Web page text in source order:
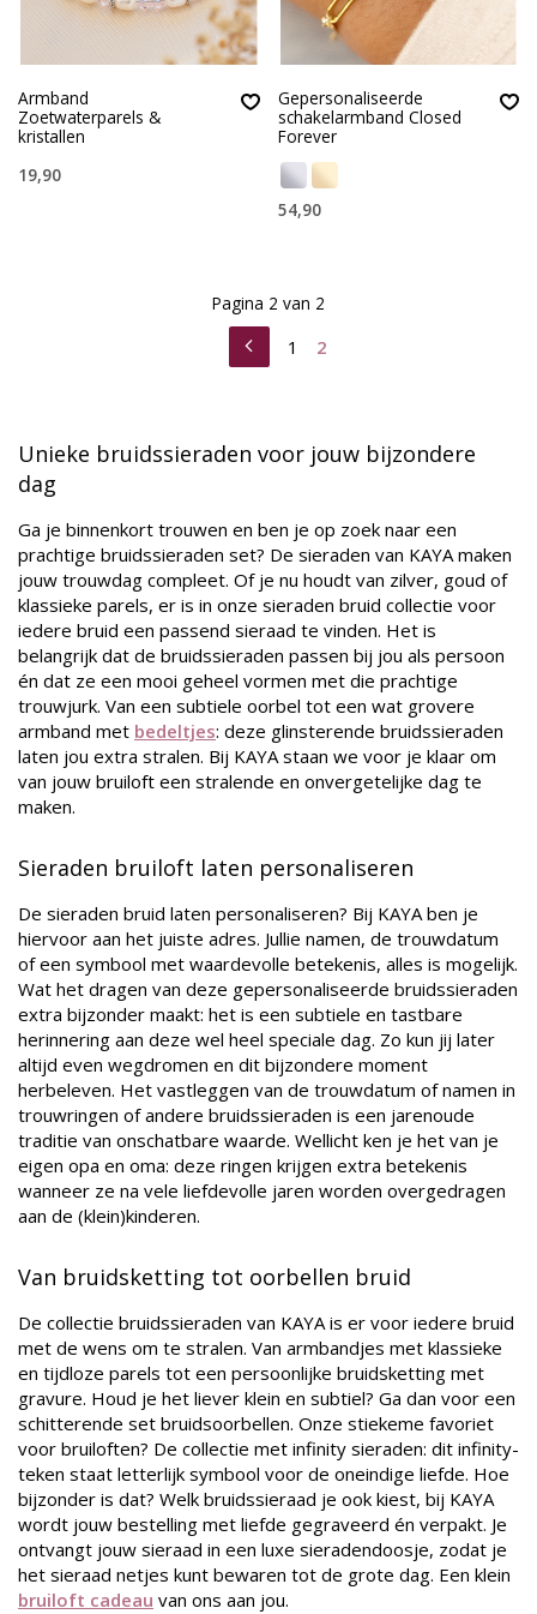
Armband
Zoetwaterparels &
kristallen
19,90
Gepersonaliseerde
schakelarmband Closed
Forever
54,90
1 2
Pagina 2 van 2
Unieke bruidssieraden voor jouw bijzondere
dag
Ga je binnenkort trouwen en ben je op zoek naar een
prachtige bruidssieraden set? De sieraden van KAYA maken
jouw trouwdag compleet. Of je nu houdt van zilver, goud of
klassieke parels, er is in onze sieraden bruid collectie voor
iedere bruid een passend sieraad te vinden. Het is
belangrijk dat de bruidssieraden passen bij jou als persoon
én dat ze een mooi geheel vormen met die prachtige
trouwjurk. Van een subtiele oorbel tot een wat grovere
armband met bedeltjes: deze glinsterende bruidssieraden
laten jou extra stralen. Bij KAYA staan we voor je klaar om
van jouw bruiloft een stralende en onvergetelijke dag te
maken.
Sieraden bruiloft laten personaliseren
De sieraden bruid laten personaliseren? Bij KAYA ben je
hiervoor aan het juiste adres. Jullie namen, de trouwdatum
of een symbool met waardevolle betekenis, alles is mogelijk.
Wat het dragen van deze gepersonaliseerde bruidssieraden
extra bijzonder maakt: het is een subtiele en tastbare
herinnering aan deze wel heel speciale dag. Zo kun jij later
altijd even wegdromen en dit bijzondere moment
herbeleven. Het vastleggen van de trouwdatum of namen in
trouwringen of andere bruidssieraden is een jarenoude
traditie van onschatbare waarde. Wellicht ken je het van je
eigen opa en oma: deze ringen krijgen extra betekenis
wanneer ze na vele liefdevolle jaren worden overgedragen
aan de (klein)kinderen.
Van bruidsketting tot oorbellen bruid
De collectie bruidssieraden van KAYA is er voor iedere bruid
met de wens om te stralen. Van armbandjes met klassieke
en tijdloze parels tot een persoonlijke bruidsketting met
gravure. Houd je het liever klein en subtiel? Ga dan voor een
schitterende set bruidsoorbellen. Onze stiekeme favoriet
voor bruiloften? De collectie met infinity sieraden: dit infinity-
teken staat letterlijk symbool voor de oneindige liefde. Hoe
bijzonder is dat? Welk bruidssieraad je ook kiest, bij KAYA
wordt jouw bestelling met liefde gegraveerd én verpakt. Je
ontvangt jouw sieraad in een luxe sieradendoosje, zodat je
het sieraad netjes kunt bewaren tot de grote dag. Een klein
bruiloft cadeau van ons aan jou.